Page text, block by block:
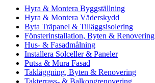
Hyra & Montera Byggställning
Hyra & Montera Väderskydd
Byta Träpanel & Tilläggsisolering
Fönsterinstallation, Byten & Renovering
Hus- & Fasadmålning
Installera Solceller & Paneler
Putsa & Mura Fasad
Takläggning, Byten & Renovering